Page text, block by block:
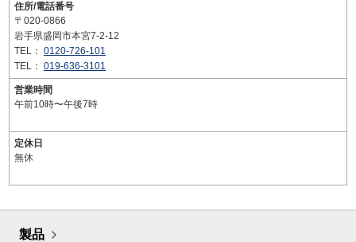
住所/電話番号
〒020-0866
岩手県盛岡市本宮7-2-12
TEL： 0120-726-101
TEL： 019-636-3101
営業時間
午前10時〜午後7時
定休日
無休
製品